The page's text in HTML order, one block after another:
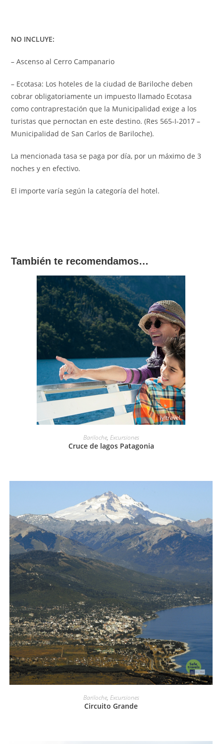
NO INCLUYE:
– Ascenso al Cerro Campanario
– Ecotasa: Los hoteles de la ciudad de Bariloche deben
cobrar obligatoriamente un impuesto llamado Ecotasa
como contraprestación que la Municipalidad exige a los
turistas que pernoctan en este destino. (Res 565-I-2017 –
Municipalidad de San Carlos de Bariloche).
La mencionada tasa se paga por día, por un máximo de 3
noches y en efectivo.
El importe varía según la categoría del hotel.
También te recomendamos…
LEER MÁS
Bariloche, Excursiones
Cruce de lagos Patagonia
LEER MÁS
Bariloche, Excursiones
Circuito Grande